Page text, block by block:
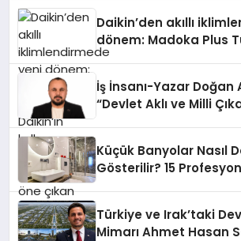
Daikin’den akıllı
dönem: Madoka Plus
Daikin’in kullanıcı
teknolojilerle
VRV kontrol ünitesi
Türkiye’de satışa
dokunmatik ekranı,
desteği ve akıllı
sayesinde
yönetimini daha
verimli hale getiriyor.
verimliliğini artırırken
İş İnsanı-Yazar Doğan
“Devlet Aklı ve Milli
Küçük Banyolar Nasıl
Gösterilir? 15
Türkiye ve Irak’taki
Mimarı Ahmet Hasan